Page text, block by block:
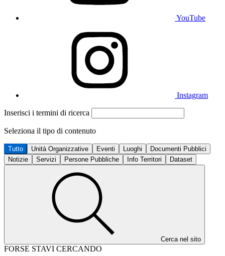
YouTube
Instagram
Inserisci i termini di ricerca
Seleziona il tipo di contenuto
Tutto Unità Organizzative Eventi Luoghi
Documenti Pubblici
Notizie
Servizi Persone Pubbliche Info Territori Dataset
Cerca nel sito
FORSE STAVI CERCANDO